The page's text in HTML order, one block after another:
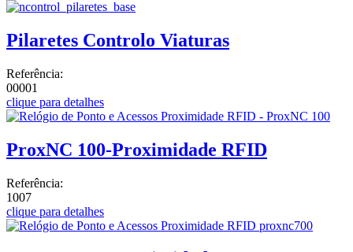
Pilaretes Controlo Viaturas
Referência:
00001
clique para detalhes
ProxNC 100-Proximidade RFID
Referência:
1007
clique para detalhes